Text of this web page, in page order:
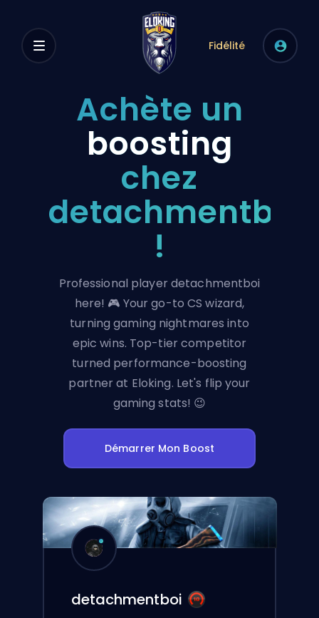
Fidélité
Achète un
boosting
chez
detachmentboi
!
Professional player detachmentboi
here! 🎮 Your go-to CS wizard,
turning gaming nightmares into
epic wins. Top-tier competitor
turned performance-boosting
partner at Eloking. Let's flip your
gaming stats! 😉
Démarrer Mon Boost
detachmentboi